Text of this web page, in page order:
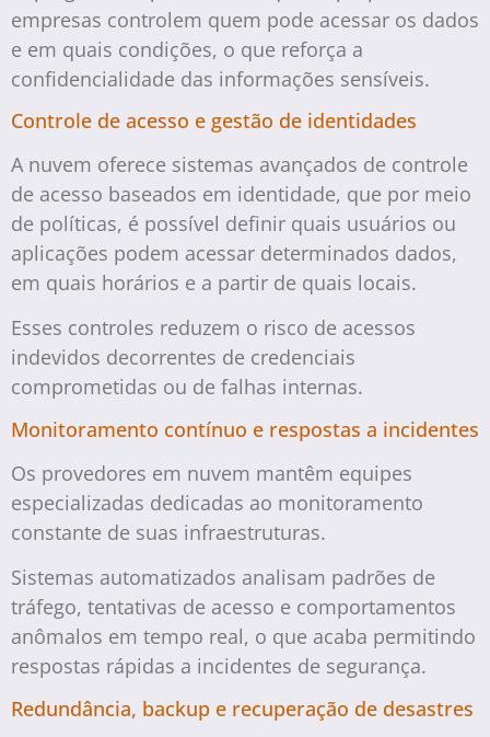
empresas controlem quem pode acessar os dados
e em quais condições, o que reforça a
confidencialidade das informações sensíveis.
Controle de acesso e gestão de identidades
A nuvem oferece sistemas avançados de controle
de acesso baseados em identidade, que por meio
de políticas, é possível definir quais usuários ou
aplicações podem acessar determinados dados,
em quais horários e a partir de quais locais.
Esses controles reduzem o risco de acessos
indevidos decorrentes de credenciais
comprometidas ou de falhas internas.
Monitoramento contínuo e respostas a incidentes
Os provedores em nuvem mantêm equipes
especializadas dedicadas ao monitoramento
constante de suas infraestruturas.
Sistemas automatizados analisam padrões de
tráfego, tentativas de acesso e comportamentos
anômalos em tempo real, o que acaba permitindo
respostas rápidas a incidentes de segurança.
Redundância, backup e recuperação de desastres